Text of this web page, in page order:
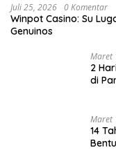
Juli 25, 2026 0 Komentar
Winpot Casino: Su
Genuinos
Maret
2
di
Maret
14